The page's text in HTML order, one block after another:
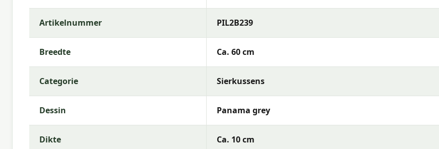
Stof:50% Cotton 45% Polyester 5% Other fibers
Rits:Ja (hoes afneembaar)
Kleurechtheid:6 of 8
Garantie:2 jaar
Gebruiksinstructies
zeepwater. Laat het kussen volledig drogen voordat je het opbergt. Berg kussens op in een beschermhoes of
Artikelnummer PIL2B239
Breedte Ca. 60 cm
Categorie Sierkussens
Dessin Panama grey
Dikte Ca. 10 cm